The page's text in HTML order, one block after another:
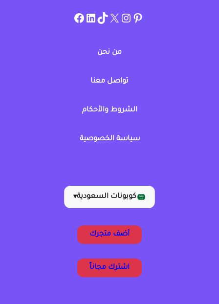
pinterest
allcouponat
twitter
TikTok
linkedin
facebook
من نحن
تواصل معنا
الشروط والأحكام
سياسة الخصوصية
كوبونات السعودية▾
أضف متجرك
اشترك مجاناً